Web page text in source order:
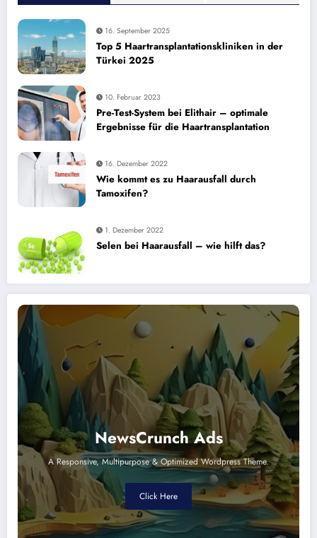
16. September 2025
Top 5 Haartransplantationskliniken in der
Türkei 2025
10. Februar 2023
Pre-Test-System bei Elithair – optimale
Ergebnisse für die Haartransplantation
16. Dezember 2022
Wie kommt es zu Haarausfall durch
Tamoxifen?
1. Dezember 2022
Selen bei Haarausfall – wie hilft das?
NewsCrunch Ads
A Responsive, Multipurpose & Optimized Wordpress Theme.
Click Here